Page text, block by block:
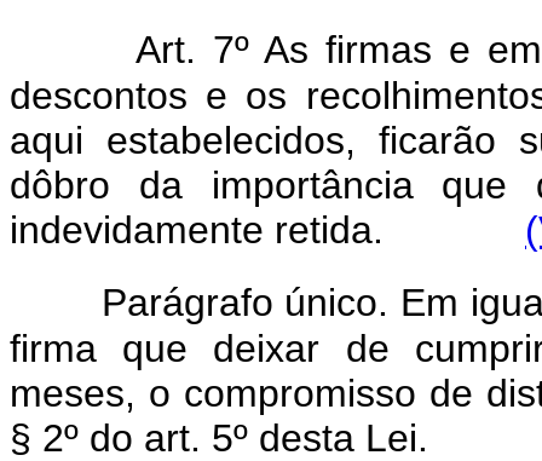
Art. 7º As firmas e
descontos e os
aqui estabelecidos, ficarão
dôbro da importância
indevidamente retida.
Parágrafo único. Em
firma que deixar de
meses, o compromisso de
§ 2º do art. 5º desta Lei.